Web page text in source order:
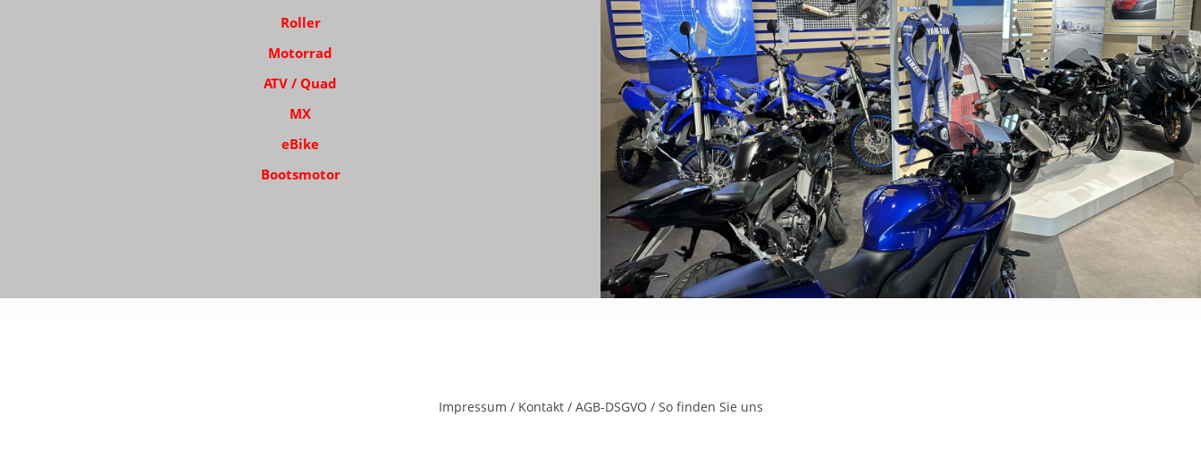
Roller
Motorrad
ATV / Quad
MX
eBike
Bootsmotor
Impressum / Kontakt/ AGB-DSGVO / So finden Sie uns